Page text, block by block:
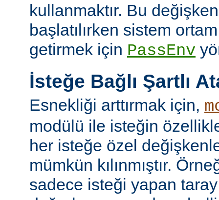
kullanmaktır. Bu
başlatılırken sistem
getirmek için PassEnv
İsteğe Bağlı Şartlı
Esnekliği arttırmak için,
modülü ile isteğin
her isteğe özel
mümkün kılınmıştır.
sadece isteği yapan